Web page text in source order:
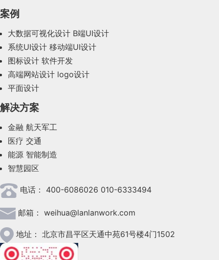
2023年10月(14)
2023年8月(88)
2023年7月(62)
2023年6月(58)
2023年5月(28)
2023年4月(47)
2023年3月(37)
2023年2月(90)
2023年1月(78)
2022年12月(45)
案例
大数据可视化设计 B端UI设计
系统UI设计 移动端UI设计
图标设计 软件开发
高端网站设计 logo设计
平面设计
解决方案
金融 航天军工
医疗 交通
能源 智能制造
智慧园区
电话： 400-6086026 010-6333494
邮箱： weihua@lanlanwork.com
地址： 北京市昌平区天通中苑61号楼4门1502